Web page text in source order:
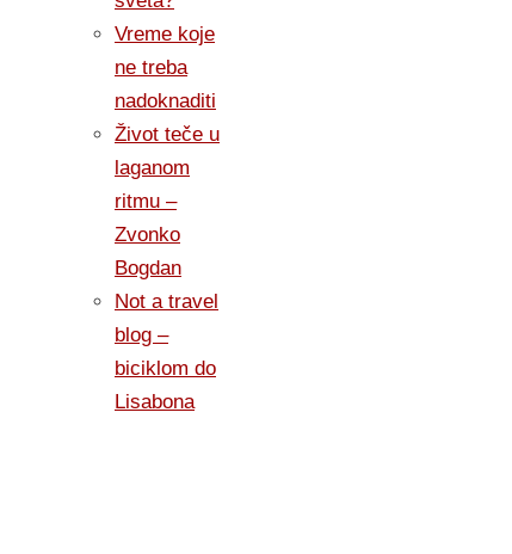
Vreme koje
ne treba
nadoknaditi
Život teče u
laganom
ritmu –
Zvonko
Bogdan
Not a travel
blog –
biciklom do
Lisabona